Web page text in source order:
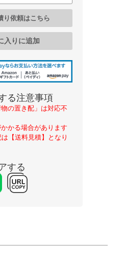
り依頼はこちら
入りに追加
る注意事項
の置き配」は対応不
かる場合があります
【送料見積】となり
する